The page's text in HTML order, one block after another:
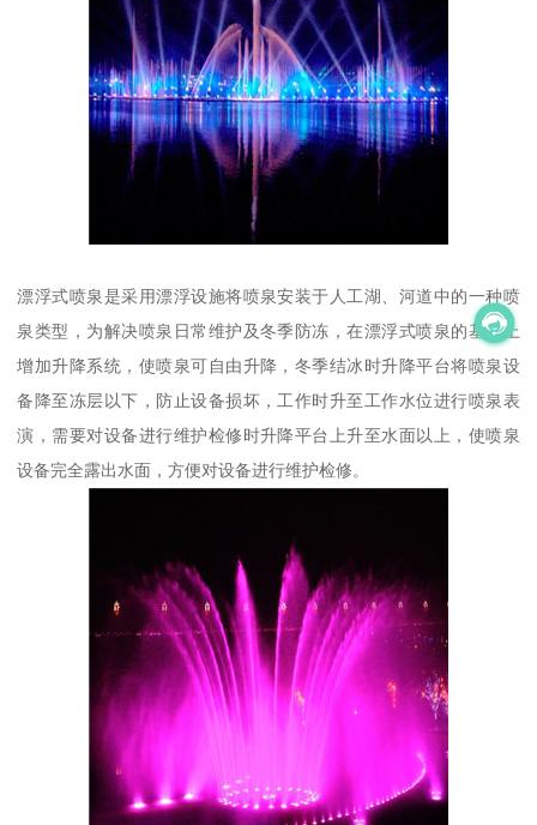
漂浮式喷泉是采用漂浮设施将喷泉安装于人工湖、河道中的一种喷
泉类型，为解决喷泉日常维护及冬季防冻，在漂浮式喷泉的基础上
增加升降系统，使喷泉可自由升降，冬季结冰时升降平台将喷泉设
备降至冻层以下，防止设备损坏，工作时升至工作水位进行喷泉表
演，需要对设备进行维护检修时升降平台上升至水面以上，使喷泉
设备完全露出水面，方便对设备进行维护检修。